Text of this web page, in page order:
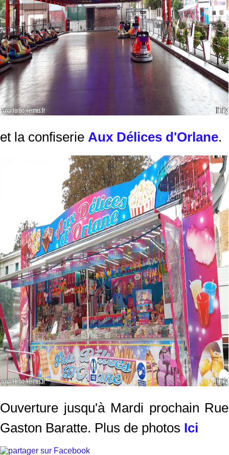
et la confiserie Aux Délices d'Orlane.
Ouverture jusqu'à Mardi prochain Rue
Gaston Baratte. Plus de photos Ici